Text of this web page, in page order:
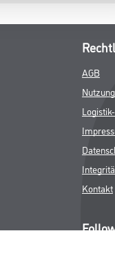
AGB
Kontakt